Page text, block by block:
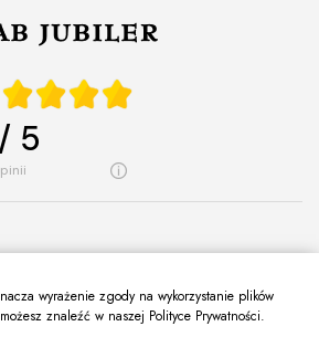
/ 5
opinii
wyrażenie zgody na wykorzystanie plików
znaleźć w naszej Polityce Prywatności.